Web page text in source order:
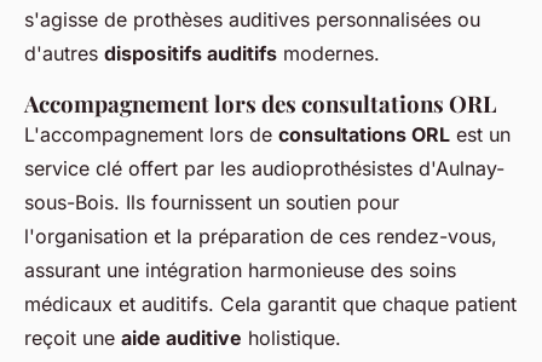
s'agisse de prothèses auditives personnalisées ou
d'autres dispositifs auditifs modernes.
Accompagnement lors des consultations ORL
L'accompagnement lors de consultations ORL est un
service clé offert par les audioprothésistes d'Aulnay-
sous-Bois. Ils fournissent un soutien pour
l'organisation et la préparation de ces rendez-vous,
assurant une intégration harmonieuse des soins
médicaux et auditifs. Cela garantit que chaque patient
reçoit une aide auditive holistique.